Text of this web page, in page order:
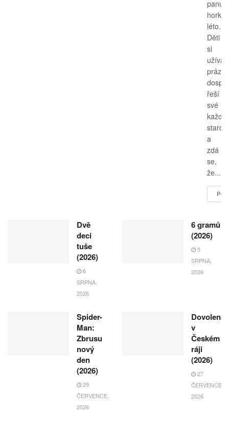
panuje
horké
léto.
Děti
si
užívají
řeší
své
a
zdá
se,
že...
Dvě
deci
tuše
(2026)
6
SRPNA,
2026
6 gramů
(2026)
5
SRPNA,
2026
Spider-
Man:
Zbrusu
nový
den
(2026)
29
ČERVENCE,
2026
Dovolená
v
Českém
ráji
(2026)
27
ČERVENCE,
2026